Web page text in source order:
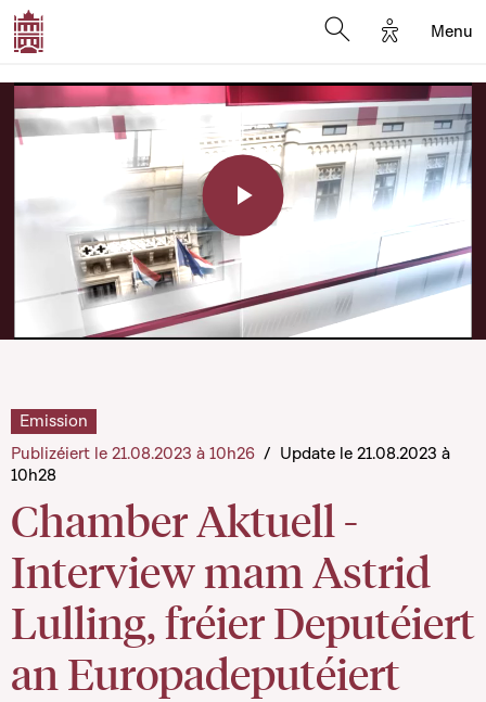
Options
Menu
Play
Chamber Aktuell -
Interview mam Astrid
Lulling, fréier Deputéiert
an Europadeputéiert
Emission
Publizéiert le 21.08.2023 à 10h26 / Update le 21.08.2023 à
10h28